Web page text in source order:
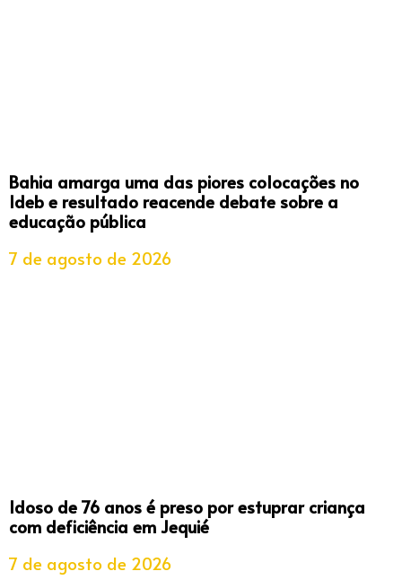
Bahia amarga uma das piores colocações no
Ideb e resultado reacende debate sobre a
educação pública
7 de agosto de 2026
Idoso de 76 anos é preso por estuprar criança
com deficiência em Jequié
7 de agosto de 2026